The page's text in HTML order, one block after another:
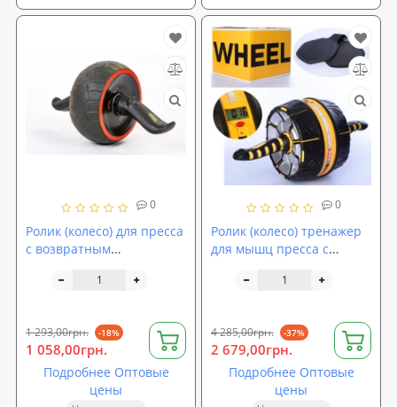
0
Ролик (колесо) для пресса
с возвратным
1 293,00грн. -18%
1 058,00грн.
Подробнее Оптовые
цены
0
Ролик (колесо) тренажер
для мышц пресса с
Profi (MS 2787)
4 285,00грн. -37%
2 679,00грн.
Подробнее Оптовые
цены